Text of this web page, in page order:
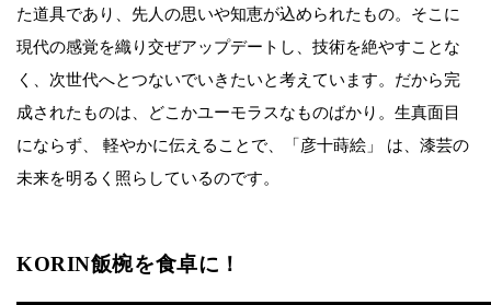
た道具であり、先人の思いや知恵が込められたもの。そこに
現代の感覚を織り交ぜアップデートし、技術を絶やすことな
く、次世代へとつないでいきたいと考えています。だから完
成されたものは、どこかユーモラスなものばかり。生真面目
にならず、 軽やかに伝えることで、「彦十蒔絵」 は、漆芸の
未来を明るく照らしているのです。
KORIN飯椀を食卓に！